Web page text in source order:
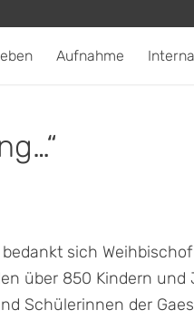
Aufnahme
“
sich
über 850 Kindern
Schülerinnen der